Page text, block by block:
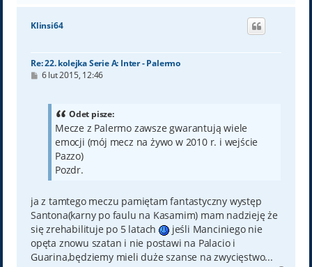
g
Klinsi64
Re: 22. kolejka Serie A: Inter - Palermo
P6 lut 2015, 12:46
Odet pisze:
Mecze z Palermo zawsze gwarantują wiele
emocji (mój mecz na żywo w 2010 r. i wejście
Pazzo)
Pozdr.
ja z tamtego meczu pamiętam fantastyczny występ
Santona(karny po faulu na Kasamim) mam nadzieję że
się zrehabilituje po 5 latach
jeśli Manciniego nie
opęta znowu szatan i nie postawi na Palacio i
Guarina,będziemy mieli duże szanse na zwycięstwo...